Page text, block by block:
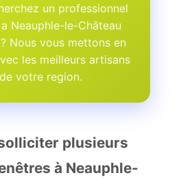
un professionnel
Neauphle-le-Château
Nous vous mettons en
les meilleurs artisans
de votre region.
plusieurs
à Neauphle-